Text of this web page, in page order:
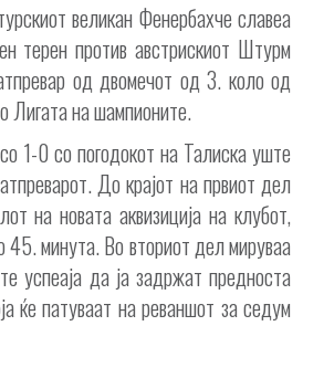
великан Фенербахче славеа
терен против австрискиот Штурм
од двомечот од 3. коло од
Лигата на шампионите.
1-0 со погодокот на Талиска уште
До крајот на првиот дел
на новата аквизиција на клубот,
45. минута. Во вториот дел мируваа
успеаја да ја задржат предноста
ќе патуваат на реваншот за седум